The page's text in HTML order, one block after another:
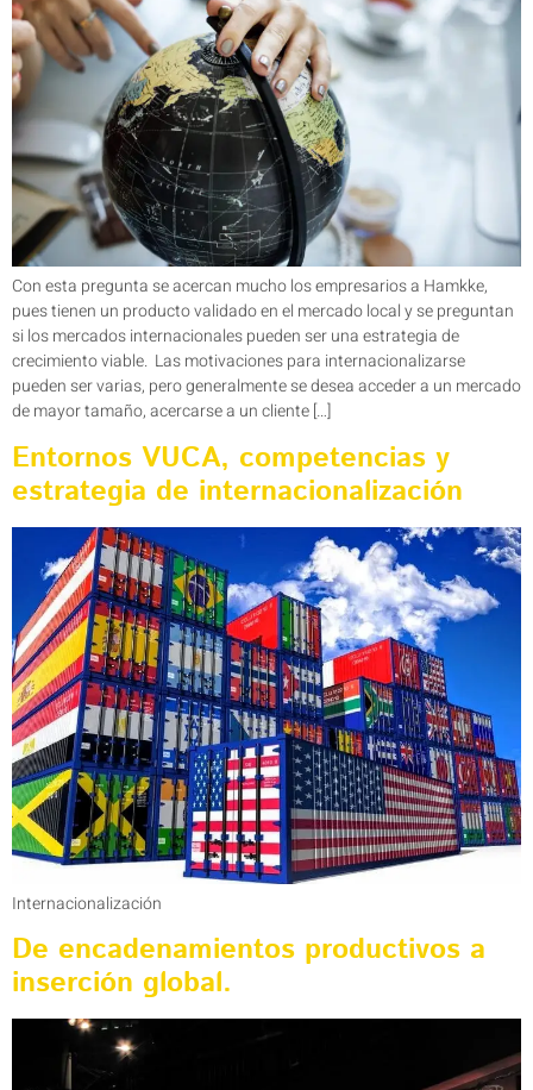
Con esta pregunta se acercan mucho los empresarios a Hamkke,
pues tienen un producto validado en el mercado local y se preguntan
si los mercados internacionales pueden ser una estrategia de
crecimiento viable. Las motivaciones para internacionalizarse
pueden ser varias, pero generalmente se desea acceder a un mercado
de mayor tamaño, acercarse a un cliente […]
Entornos VUCA, competencias y
estrategia de internacionalización
Internacionalización
De encadenamientos productivos a
inserción global.